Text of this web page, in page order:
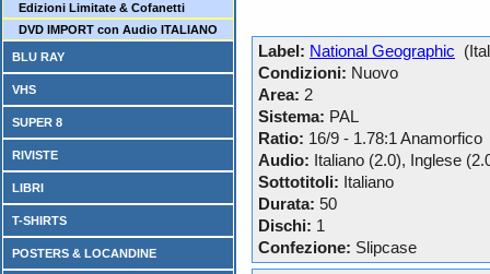
Edizioni Limitate & Cofanetti
DVD IMPORT con Audio ITALIANO
BLU RAY
VHS
SUPER 8
RIVISTE
LIBRI
T-SHIRTS
POSTERS & LOCANDINE
Label: National Geographic
Condizioni: Nuovo
Area: 2
Sistema: PAL
Ratio: 16/9 - 1.78:1 Anamorfico
Audio: Italiano (2.0), Inglese
Sottotitoli: Italiano
Durata: 50
Dischi: 1
Confezione: Slipcase